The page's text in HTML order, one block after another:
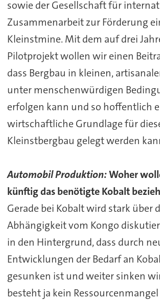
sowie der Gesellschaft für
Zusammenarbeit zur Förderung
Kleinstmine. Mit dem auf drei
Pilotprojekt wollen wir einen
dass Bergbau in kleinen,
unter menschenwürdigen
erfolgen kann und so hoffentlich
wirtschaftliche Grundlage für
Kleinstbergbau gelegt werden
Automobil Produktion:Woher
künftig das benötigte Kobalt
Gerade bei Kobalt wird stark über
Abhängigkeit vom Kongo
in den Hintergrund, dass durch
Entwicklungen der Bedarf an
gesunken ist und weiter sinken
besteht ja kein Ressourcenmangel